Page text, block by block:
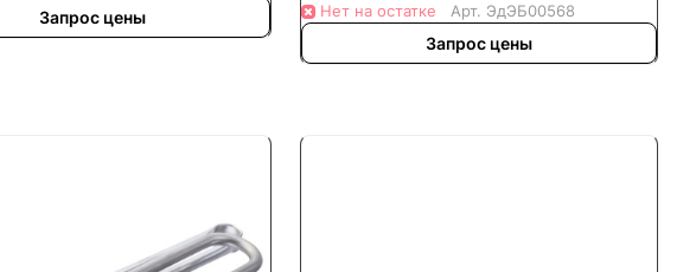
Запрос цены Нет на остатке Арт. ЭдЭБ00568
Запрос цены